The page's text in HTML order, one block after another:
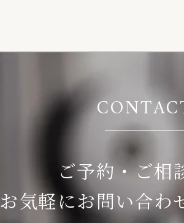
ご予約・ご相
お気軽にお問い合わ